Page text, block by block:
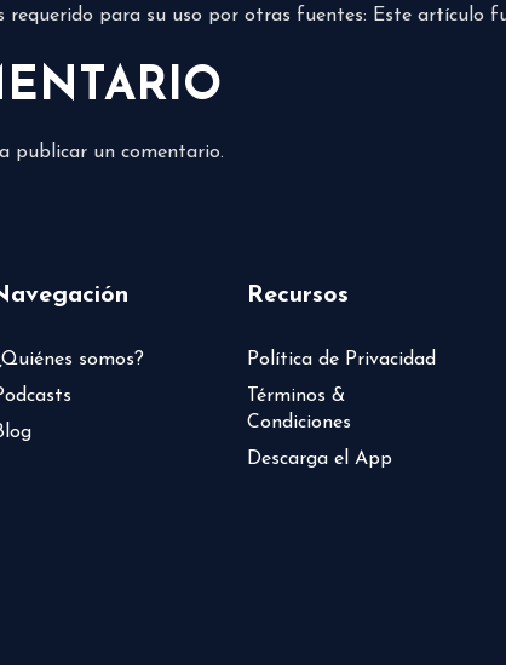
requerido para su uso por otras fuentes: Este artículo
publicar un comentario.
somos?
Recursos
Política de Privacidad
Términos &
Condiciones
Descarga el App